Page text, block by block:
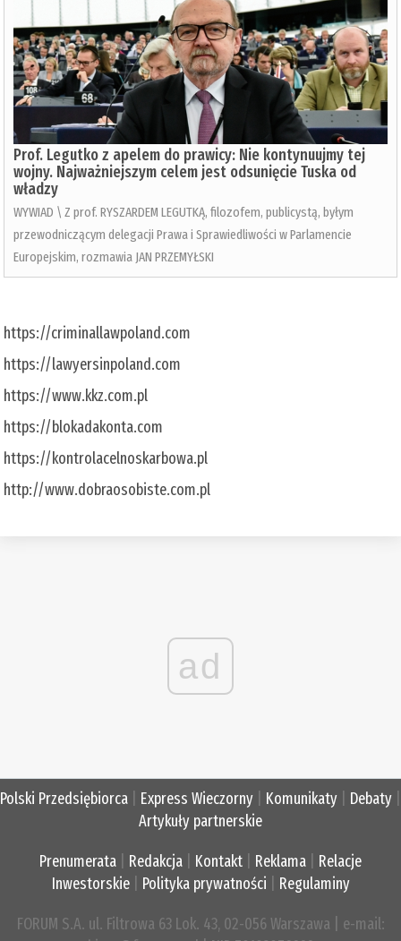
Prof. Legutko z apelem do prawicy: Nie kontynuujmy tej
wojny. Najważniejszym celem jest odsunięcie Tuska od
władzy
WYWIAD \ Z prof. RYSZARDEM LEGUTKĄ, filozofem, publicystą, byłym
przewodniczącym delegacji Prawa i Sprawiedliwości w Parlamencie
Europejskim, rozmawia JAN PRZEMYŁSKI
https://criminallawpoland.com
https://lawyersinpoland.com
https://www.kkz.com.pl
https://blokadakonta.com
https://kontrolacelnoskarbowa.pl
http://www.dobraosobiste.com.pl
ad
Polski Przedsiębiorca Express Wieczorny Komunikaty Debaty
Artykuły partnerskie
Prenumerata Redakcja Kontakt Reklama
Relacje
Inwestorskie| Polityka prywatności Regulaminy
FORUM S.A. ul. Filtrowa 63 Lok. 43, 02-056 Warszawa | e-mail: